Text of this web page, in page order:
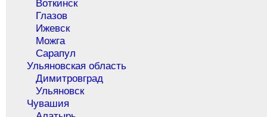
Воткинск
Глазов
Ижевск
Можга
Сарапул
Ульяновская область
Димитровград
Ульяновск
Чувашия